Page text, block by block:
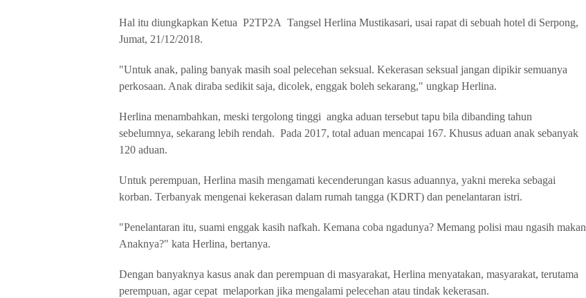
Hal itu diungkapkan Ketua P2TP2A Tangsel Herlina Mustikasari, usai rapat di sebuah hotel di Serpong,
Jumat, 21/12/2018.
"Untuk anak, paling banyak masih soal pelecehan seksual. Kekerasan seksual jangan dipikir semuanya
perkosaan. Anak diraba sedikit saja, dicolek, enggak boleh sekarang," ungkap Herlina.
Herlina menambahkan, meski tergolong tinggi angka aduan tersebut tapu bila dibanding tahun
sebelumnya, sekarang lebih rendah. Pada 2017, total aduan mencapai 167. Khusus aduan anak sebanyak
120 aduan.
Untuk perempuan, Herlina masih mengamati kecenderungan kasus aduannya, yakni mereka sebagai
korban. Terbanyak mengenai kekerasan dalam rumah tangga (KDRT) dan penelantaran istri.
"Penelantaran itu, suami enggak kasih nafkah. Kemana coba ngadunya? Memang polisi mau ngasih makan
Anaknya?" kata Herlina, bertanya.
Dengan banyaknya kasus anak dan perempuan di masyarakat, Herlina menyatakan, masyarakat, terutama
perempuan, agar cepat melaporkan jika mengalami pelecehan atau tindak kekerasan.